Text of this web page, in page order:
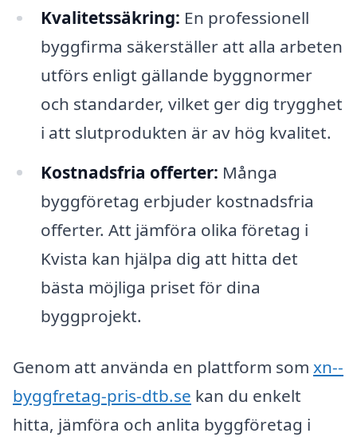
Kvalitetssäkring: En professionell
byggfirma säkerställer att alla arbeten
utförs enligt gällande byggnormer
och standarder, vilket ger dig trygghet
i att slutprodukten är av hög kvalitet.
Kostnadsfria offerter: Många
byggföretag erbjuder kostnadsfria
offerter. Att jämföra olika företag i
Kvista kan hjälpa dig att hitta det
bästa möjliga priset för dina
byggprojekt.
Genom att använda en plattform som xn--
byggfretag-pris-dtb.se kan du enkelt
hitta, jämföra och anlita byggföretag i